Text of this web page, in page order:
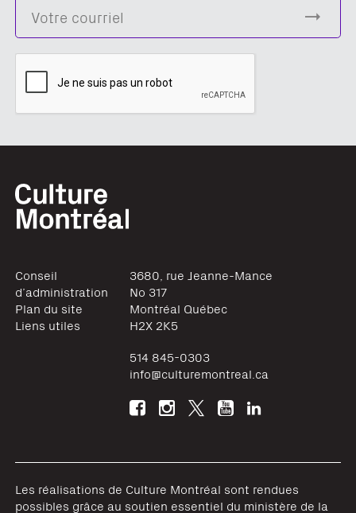
Conseil
d’administration
Plan du site
Liens utiles
3680, rue Jeanne-Mance
No 317
Montréal Québec
H2X 2K5
514 845-0303
info@culturemontreal.ca
Les réalisations de Culture Montréal sont rendues
possibles grâce au soutien essentiel du ministère de la